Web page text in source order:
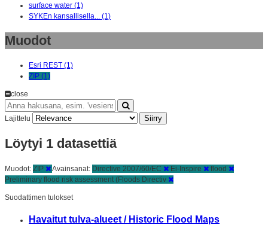
surface water (1)
SYKEn kansallisella... (1)
Muodot
Esri REST (1)
ZIP (1)
close
Lajittelu Siirry
Löytyi 1 datasettiä
Muodot: ZIP Avainsanat: Directive 2007/60/EC Ei-Inspire
flood
Preliminary flood risk assessment (Floods Directiv
Suodattimen tulokset
Havaitut tulva-alueet / Historic Flood Maps